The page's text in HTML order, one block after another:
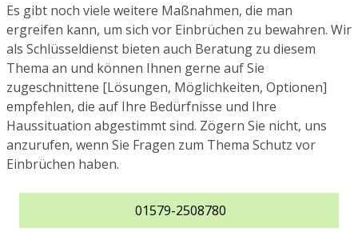
Es gibt noch viele weitere Maßnahmen, die man
ergreifen kann, um sich vor Einbrüchen zu bewahren. Wir
als Schlüsseldienst bieten auch Beratung zu diesem
Thema an und können Ihnen gerne auf Sie
zugeschnittene [Lösungen, Möglichkeiten, Optionen]
empfehlen, die auf Ihre Bedürfnisse und Ihre
Haussituation abgestimmt sind. Zögern Sie nicht, uns
anzurufen, wenn Sie Fragen zum Thema Schutz vor
Einbrüchen haben.
01579-2508780